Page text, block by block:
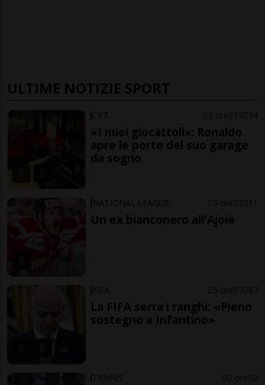
ULTIME NOTIZIE SPORT
CR7 2 ore 13 34
«I miei giocattoli»: Ronaldo
apre le porte del suo garage
da sogno
NATIONAL LEAGUE 3 ore 2 11
Un ex bianconero all'Ajoie
FIFA 5 ore 7 87
La FIFA serra i ranghi: «Pieno
sostegno a Infantino»
TENNIS 7 ore 2